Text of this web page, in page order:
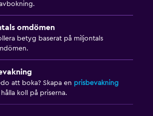
omdömen
betyg baserat på miljontals
att boka? Skapa en prisbevakning
koll på priserna.